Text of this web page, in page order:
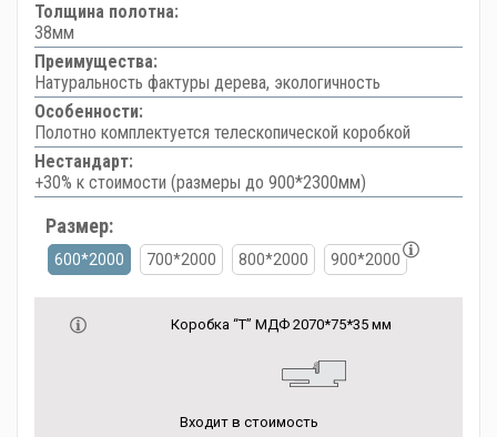
Толщина полотна:
38мм
Преимущества:
Натуральность фактуры дерева, экологичность
Особенности:
Полотно комплектуется телескопической коробкой
Нестандарт:
+30% к стоимости (размеры до 900*2300мм)
Размер:
600*2000 700*2000 800*2000 900*2000
Коробка “Т” МДФ 2070*75*35 мм
Входит в стоимость